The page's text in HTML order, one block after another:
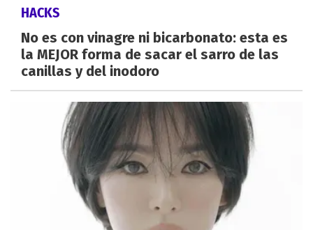
HACKS
No es con vinagre ni bicarbonato: esta es
la MEJOR forma de sacar el sarro de las
canillas y del inodoro